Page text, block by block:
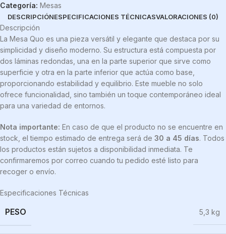
Categoría: Mesas
DESCRIPCIÓNESPECIFICACIONES TÉCNICASVALORACIONES (0)
Descripción
La Mesa Quo es una pieza versátil y elegante que destaca por su
simplicidad y diseño moderno. Su estructura está compuesta por
dos láminas redondas, una en la parte superior que sirve como
superficie y otra en la parte inferior que actúa como base,
proporcionando estabilidad y equilibrio. Este mueble no solo
ofrece funcionalidad, sino también un toque contemporáneo ideal
para una variedad de entornos.
Nota importante: En caso de que el producto no se encuentre en
stock, el tiempo estimado de entrega será de 30 a 45 días. Todos
los productos están sujetos a disponibilidad inmediata. Te
confirmaremos por correo cuando tu pedido esté listo para
recoger o envío.
Especificaciones Técnicas
PESO 5,3 kg